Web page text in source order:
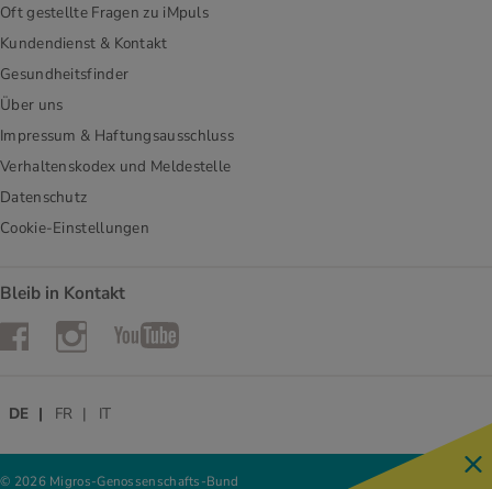
Oft gestellte Fragen zu iMpuls
Kundendienst & Kontakt
Gesundheitsfinder
Über uns
Impressum & Haftungsausschluss
Verhaltenskodex und Meldestelle
Datenschutz
Cookie-Einstellungen
Bleib in Kontakt
FacebookInstagramYouTube
© 2026 Migros-Genossenschafts-Bund
DE FR IT